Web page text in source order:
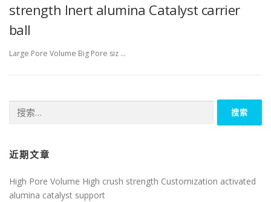
strength Inert alumina Catalyst carrier
ball
Large Pore Volume Big Pore siz …
索：
近期文章
High Pore Volume High crush strength Customization activated
alumina catalyst support